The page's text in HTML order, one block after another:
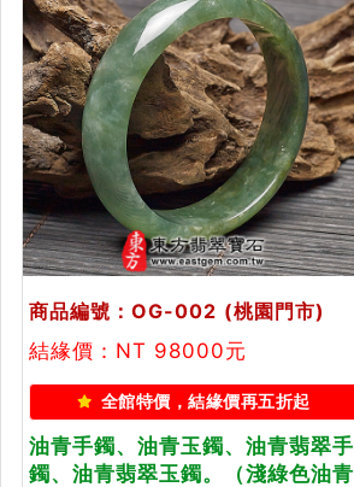
商品編號：OG-002 (桃園門市)
結緣價：NT 98000元
全館特價，結緣價再五折起
油青手鐲、油青玉鐲、油青翡翠手
鐲、油青翡翠玉鐲。（淺綠色油青